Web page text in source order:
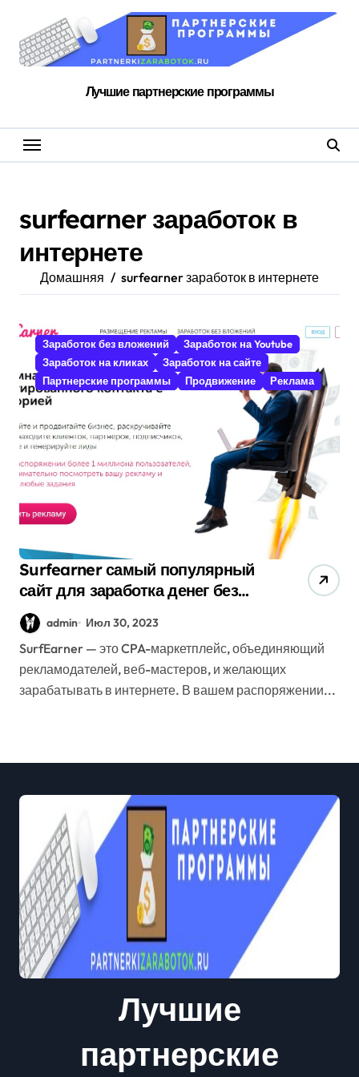
содержанию
Лучшие партнерские программы
surfearner заработок в
интернете
Домашняя surfearner заработок в интернете
Заработок без вложений
Заработок на Youtube
Заработок на кликах
Заработок на сайте
Партнерские программы
Продвижение Реклама
Surfearner самый популярный
сайт для заработка денег без
вложений
admin Июл 30, 2023
SurfEarner — это CPA-маркетплейс, объединяющий
рекламодателей, веб-мастеров, и желающих
зарабатывать в интернете. В вашем распоряжении...
Лучшие
партнерские